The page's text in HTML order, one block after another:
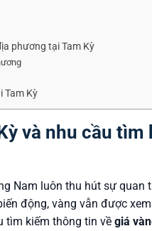
phương tại Tam Kỳ
Tam Kỳ
và nhu cầu tìm
Nam luôn thu hút sự
động, vàng vẫn được
tìm kiếm thông tin về giá